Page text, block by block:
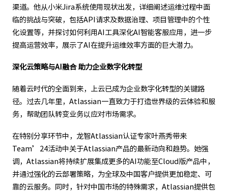
渠道。他从小米Jira系统使用现状出发，详细阐述运维过程中面
临的挑战与突破，包括API请求及数据治理、项目管理中的个性
化设置等，并探讨如何利用AI工具深化AI智能客服应用，进一步
提高运营效率，展示了AI在提升运维效率方面的巨大潜力。
深化云策略与AI融合 助力企业数字化转型
随着云时代的全面到来，上云已成为企业数字化转型的关键路
径。过去几年里，Atlassian一直致力于打造世界级的云体验和服
务，帮助团队转变业务以应对市场需求。
在特别分享环节中，龙智Atlassian认证专家叶燕秀带来
Team’24活动中关于Atlassian产品的最新动向和趋势。她强
调，Atlassian将持续扩展集成更多的AI功能至Cloud版产品中，
并通过强化的云部署策略，为全球及中国客户提供更加稳定、可
靠的云服务。同时，针对中国市场的特殊需求，Atlassian提供包